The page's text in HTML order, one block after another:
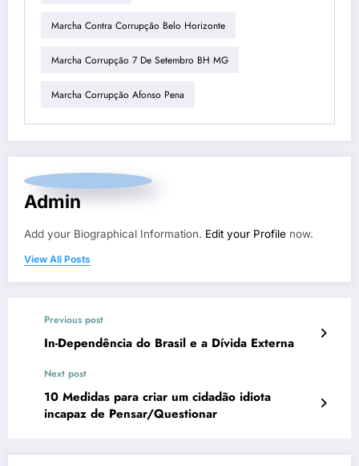
Marcha Contra Corrupção Belo Horizonte
Marcha Corrupção 7 De Setembro BH MG
Marcha Corrupção Afonso Pena
Admin
Add your Biographical Information. Edit your Profile now.
View All Posts
Previous post
In-Dependência do Brasil e a Dívida Externa
Next post
10 Medidas para criar um cidadão idiota
incapaz de Pensar/Questionar